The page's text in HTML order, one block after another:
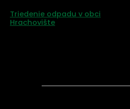
Triedenie odpadu v obci
Hrachovište